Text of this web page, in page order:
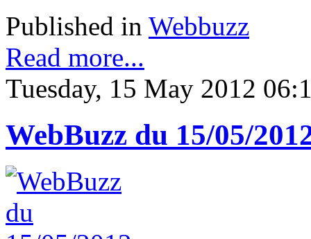
Published in Webbuzz
Read more...
Tuesday, 15 May 2012
WebBuzz du 15/05/